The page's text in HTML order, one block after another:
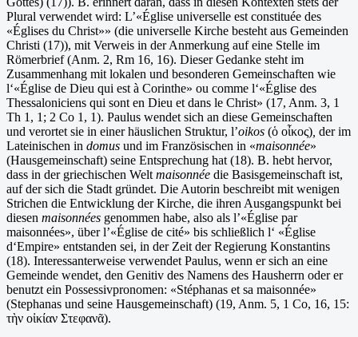
Plural verwendet wird: L’«Église universelle est constituée des
«Églises du Christ»» (die universelle Kirche besteht aus Gemeinden
Christi (17)), mit Verweis in der Anmerkung auf eine Stelle im
Römerbrief (Anm. 2, Rm 16, 16). Dieser Gedanke steht im
Zusammenhang mit lokalen und besonderen Gemeinschaften wie
l‘«Église de Dieu qui est à Corinthe» ou comme l‘«Église des
Thessaloniciens qui sont en Dieu et dans le Christ» (17, Anm. 3, 1
Th 1, 1; 2 Co 1, 1). Paulus wendet sich an diese Gemeinschaften
und verortet sie in einer häuslichen Struktur, l’oikos (ὁ οἶκος) der im
Lateinischen in domus und im Französischen in «maisonnée»
(Hausgemeinschaft) seine Entsprechung hat (18). B. hebt hervor,
dass in der griechischen Welt maisonnée die Basisgemeinschaft ist,
auf der sich die Stadt gründet. Die Autorin beschreibt mit wenigen
Strichen die Entwicklung der Kirche, die ihren Ausgangspunkt bei
diesen maisonnées genommen habe, also als l’«Église par
maisonnées», über l’«Église de cité» bis schließlich l‘ «Église
d‘Empire» entstanden sei, in der Zeit der Regierung Konstantins
(18). Interessanterweise verwendet Paulus, wenn er sich an eine
Gemeinde wendet, den Genitiv des Namens des Hausherrn oder er
benutzt ein Possessivpronomen: «Stéphanas et sa maisonnée»
(Stephanas und seine Hausgemeinschaft) (19, Anm. 5, 1 Co, 16, 15:
τὴν οἰκίαν Στεφανᾶ).